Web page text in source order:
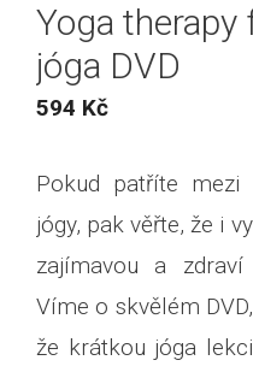
Yoga therapy
jóga DVD
594 Kč
Pokud patříte mezi
jógy, pak věřte, že i
zajímavou a
Víme o skvělém
že krátkou jóga